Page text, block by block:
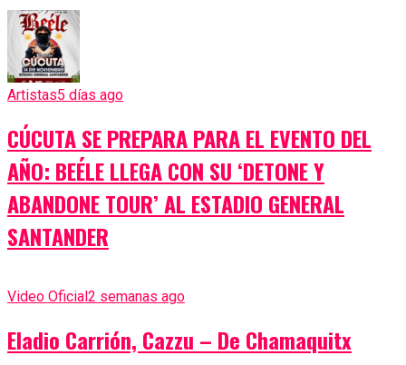
Artistas5 días ago
CÚCUTA SE PREPARA PARA EL EVENTO DEL
AÑO: BEÉLE LLEGA CON SU ‘DETONE Y
ABANDONE TOUR’ AL ESTADIO GENERAL
SANTANDER
Video Oficial2 semanas ago
Eladio Carrión, Cazzu – De Chamaquitx